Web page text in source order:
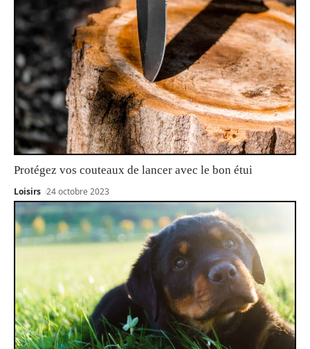
Protégez vos couteaux de lancer avec le bon étui
Loisirs 24 octobre 2023